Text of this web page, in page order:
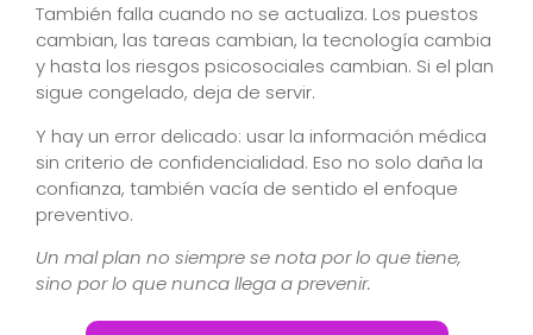
También falla cuando no se actualiza. Los puestos
cambian, las tareas cambian, la tecnología cambia
y hasta los riesgos psicosociales cambian. Si el plan
sigue congelado, deja de servir.
Y hay un error delicado: usar la información médica
sin criterio de confidencialidad. Eso no solo daña la
confianza, también vacía de sentido el enfoque
preventivo.
Un mal plan no siempre se nota por lo que tiene,
sino por lo que nunca llega a prevenir.